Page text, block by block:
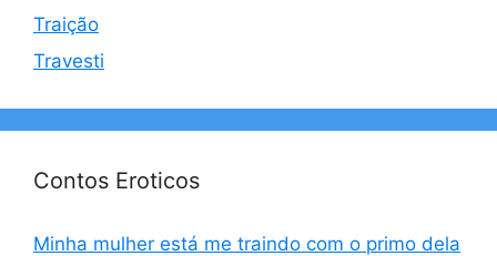
Traição
Travesti
Contos Eroticos
Minha mulher está me traindo com o primo dela